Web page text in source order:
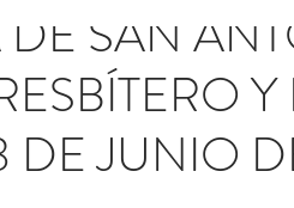
SAN
DE JUNIO